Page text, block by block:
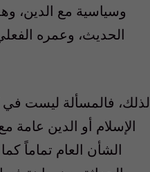
وسياسية مع الدين،
الحديث، وعمره
لذلك، فالمسألة ليست في
الإسلام أو الدين
الشأن العام تماماً